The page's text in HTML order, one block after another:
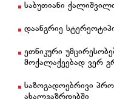
საბუთიანი
დაანგრიე
ეთნიკური
მოქალაქეებად ვერ
საზოგადოებრივი
ახალგაზრდებში